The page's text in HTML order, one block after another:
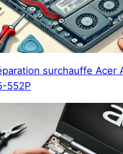
surchauffe Acer
552P